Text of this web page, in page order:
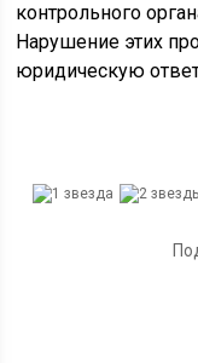
контрольного
Нарушение этих
юридическую